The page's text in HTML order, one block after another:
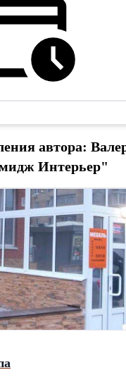
автора:
Интерьер"